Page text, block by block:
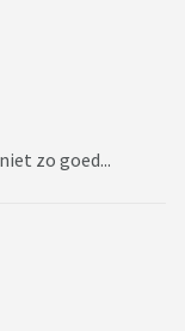
zo goed...